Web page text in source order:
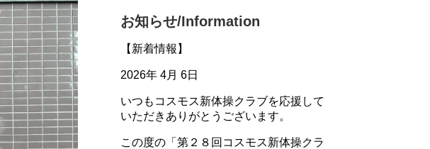
お知らせ/Information
【新着情報】
2026年 4月 6日
いつもコスモス新体操クラブを応援して
いただきありがとうございます。
この度の「第２８回コスモス新体操クラ